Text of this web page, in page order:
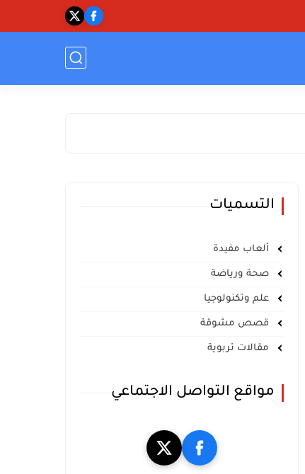
التسميات
ألعاب مفيدة
صحة ورياضة
علم وتكنولوجيا
قصص مشوقة
مقالات تربوية
مواقع التواصل الاجتماعي